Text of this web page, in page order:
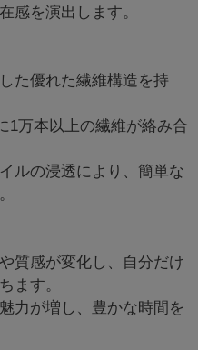
感を演出します。
た優れた繊維構造を持
1万本以上の繊維が絡み合
ルの浸透により、簡単な
質感が変化し、自分だけ
ます。
力が増し、豊かな時間を